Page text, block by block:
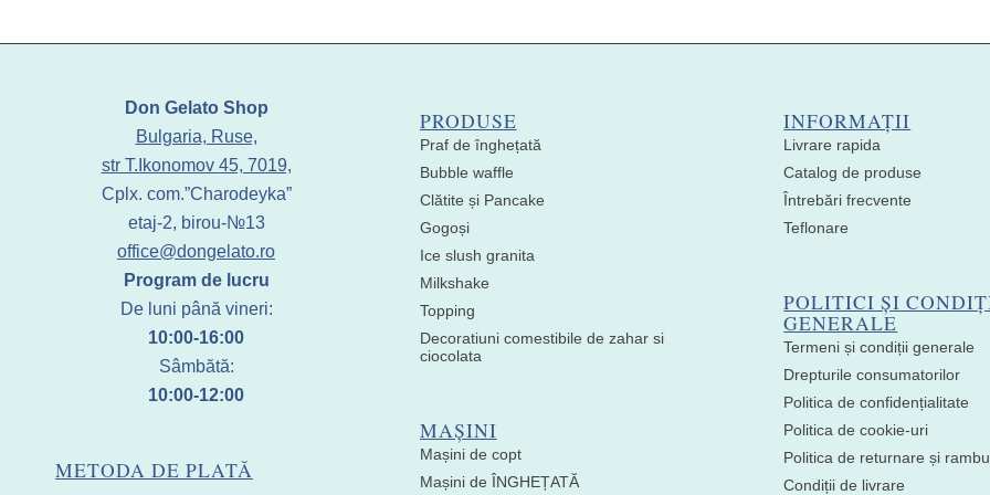
Don Gelato Shop
Bulgaria, Ruse,
str T.Ikonomov 45, 7019,
Cplx. com.”Charodeyka”
etaj-2, birou-№13
office@dongelato.ro
Program de lucru
De luni până vineri:
10:00-16:00
Sâmbătă:
10:00-12:00
METODA DE PLATĂ
PRODUSE
Praf de înghețată
Bubble waffle
Clătite și Pancake
Gogoși
Ice slush granita
Milkshake
Topping
Decoratiuni comestibile de zahar si
ciocolata
MAȘINI
Mașini de copt
Mașini de ÎNGHEȚATĂ
INFORMAȚII
Livrare rapida
Catalog de produse
Întrebări frecvente
Teflonare
POLITICI ȘI
GENERALE
Termeni și condiții generale
Drepturile consumatorilor
Politica de confidențialitate
Politica de cookie-uri
Politica de returnare și
Condiții de livrare